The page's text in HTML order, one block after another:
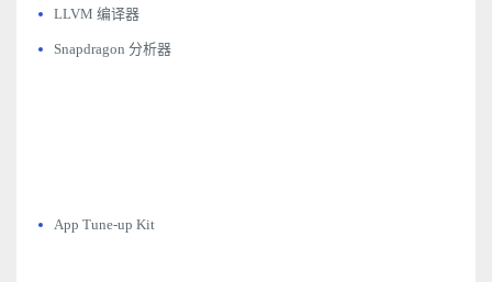
LLVM 编译器
Snapdragon 分析器
App Tune-up Kit